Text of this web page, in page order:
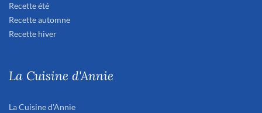
Recette été
Recette automne
Recette hiver
La Cuisine d'Annie
La Cuisine d'Annie